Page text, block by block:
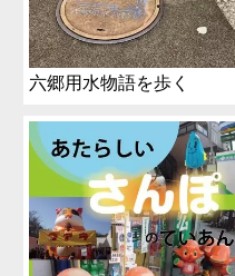
六郷用水物語を歩く